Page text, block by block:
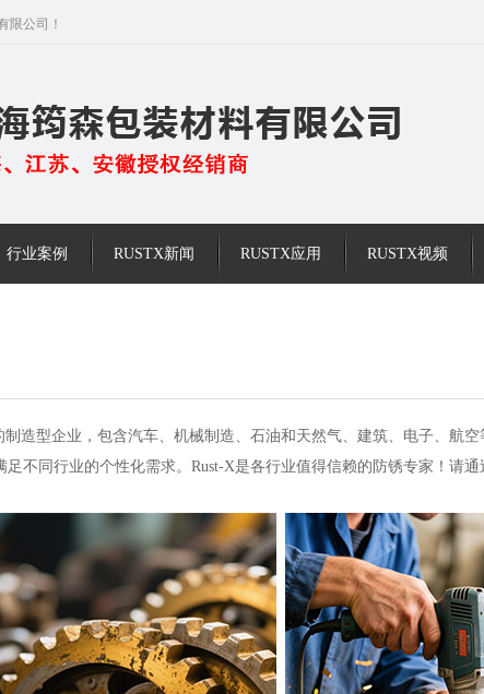
限公司！
行业案例 RUSTX新闻 RUSTX应用 RUSTX视频
造型企业，包含汽车、机械制造、石油和天然气、建筑、电子、航
不同行业的个性化需求。Rust-X是各行业值得信赖的防锈专家！请